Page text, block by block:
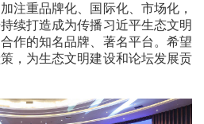
注重品牌化、国际化、市场化，
续打造成为传播习近平生态文明
作的知名品牌、著名平台。希望
，为生态文明建设和论坛发展贡